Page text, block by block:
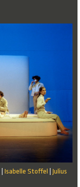
Isabelle Stoffel
Julius